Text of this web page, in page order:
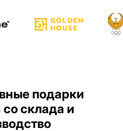
подарки
склада и